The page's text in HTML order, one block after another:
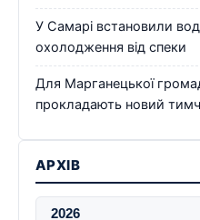
У Самарі встановили
охолодження від спеки
Для Марганецької
прокладають новий
АРХІВ